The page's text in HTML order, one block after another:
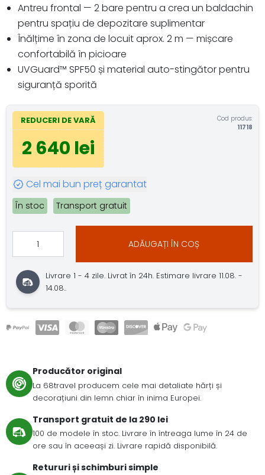
Antreu frontal — 2 bare pentru a crea un baldachin
pentru spațiu de depozitare suplimentar
Înălțime în zona de locuit aprox. 2 m — mișcare
confortabilă în picioare
UVGuard™ SPF50 și material auto-stingător pentru
siguranță sporită
REDUCERI DE VARĂ
2 640 lei
Cod produs:
11718
Cel mai bun preț garantat
În stoc Transport gratuit
ADĂUGAȚI ÎN COȘ
Livrare 1 - 4 zile. Livrat în 24h. Estimare livrare 11.08. -
14.08..
Producător original
La 68travel producem cele mai detaliate hărți și
decorațiuni din lemn chiar în inima Europei.
Transport gratuit de la 290 lei
100 de modele în stoc. Livrare în întreaga lume în 24 de
ore sau în aceeași zi. Livrare rapidă disponibilă.
Retururi și schimburi simple